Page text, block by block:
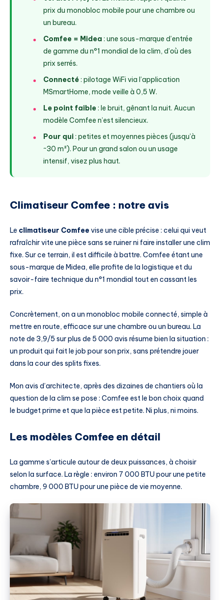
prix du monobloc mobile pour une chambre ou
un bureau.
Comfee = Midea : une sous-marque d’entrée
de gamme du n°1 mondial de la clim, d’où des
prix serrés.
Connecté: pilotage WiFi via l’application
MSmartHome, mode veille à 0,5 W.
Le point faible: le bruit, gênant la nuit. Aucun
modèle Comfee n’est silencieux.
Pour qui: petites et moyennes pièces (jusqu’à
~30 m²). Pour un grand salon ou un usage
intensif, visez plus haut.
Climatiseur Comfee : notre avis
Le climatiseur Comfeevise une cible précise : celui qui veut
rafraîchir vite une pièce sans se ruiner ni faire installer une clim
fixe. Sur ce terrain, il est difficile à battre. Comfee étant une
sous-marque de Midea, elle profite de la logistique et du
savoir-faire technique du n°1 mondial tout en cassant les
prix.
Concrètement, on a un monobloc mobile connecté, simple à
mettre en route, efficace sur une chambre ou un bureau. La
note de 3,9/5 sur plus de 5 000 avis résume bien la situation :
un produit qui fait le job pour son prix, sans prétendre jouer
dans la cour des splits fixes.
Mon avis d’architecte, après des dizaines de chantiers où la
question de la clim se pose : Comfee est le bon choix quand
le budget prime et que la pièce est petite. Ni plus, ni moins.
Les modèles Comfee en détail
La gamme s’articule autour de deux puissances, à choisir
selon la surface. La règle : environ 7 000 BTU pour une petite
chambre, 9 000 BTU pour une pièce de vie moyenne.